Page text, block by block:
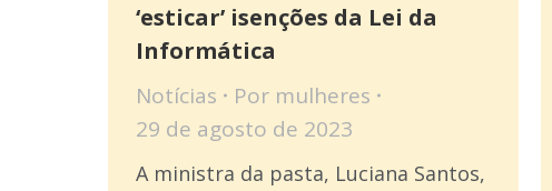
‘esticar’ isenções da Lei da
Informática
Notícias Por mulheres
29 de agosto de 2023
A ministra da pasta, Luciana Santos,